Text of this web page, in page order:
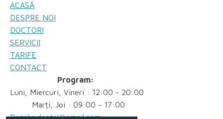
ACASĂ
DESPRE NOI
DOCTORI
SERVICII
TARIFE
CONTACT
Program:
Luni, Miercuri, Vineri : 12:00 - 20:00
Marți, Joi : 09:00 - 17:00
Dr.zahn.dental@gmail.com